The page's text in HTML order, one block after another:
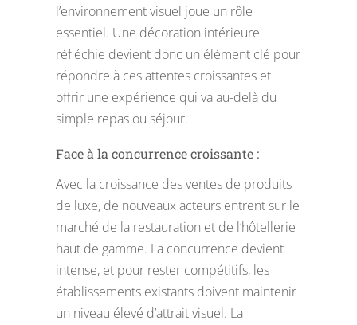
l’environnement visuel joue un rôle
essentiel. Une décoration intérieure
réfléchie devient donc un élément clé pour
répondre à ces attentes croissantes et
offrir une expérience qui va au-delà du
simple repas ou séjour.
Face à la concurrence croissante :
Avec la croissance des ventes de produits
de luxe, de nouveaux acteurs entrent sur le
marché de la restauration et de l’hôtellerie
haut de gamme. La concurrence devient
intense, et pour rester compétitifs, les
établissements existants doivent maintenir
un niveau élevé d’attrait visuel. La